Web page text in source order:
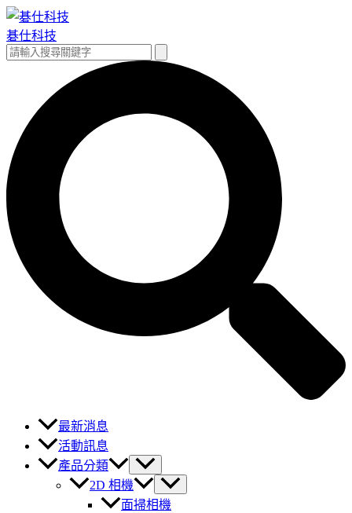
跳
至
主
碁仕科技
搜
最新消息
活動訊息
產品分類
2D 相機
面掃相機